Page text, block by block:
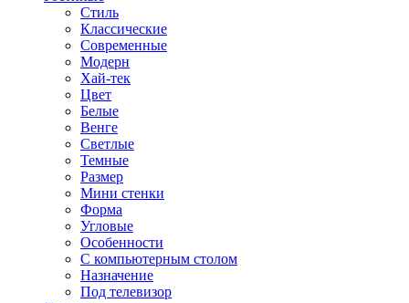
Стиль
Классические
Современные
Модерн
Хай-тек
Цвет
Белые
Венге
Светлые
Темные
Размер
Мини стенки
Форма
Угловые
Особенности
С компьютерным столом
Назначение
Под телевизор